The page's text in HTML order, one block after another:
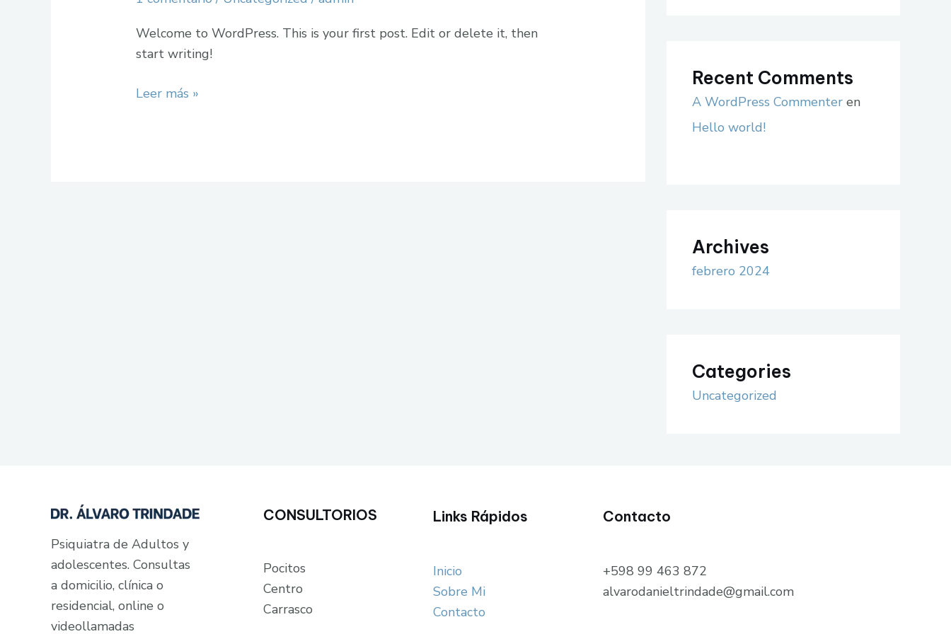
Welcome to WordPress. This is your first post. Edit or delete it, then
start writing!
Leer más »
Recent Comments
A WordPress Commenter en
Hello world!
Archives
febrero 2024
Categories
Uncategorized
Psiquiatra de Adultos y
adolescentes. Consultas
a domicilio, clínica o
residencial, online o
videollamadas
CONSULTORIOS
Pocitos
Centro
Carrasco
Links Rápidos
Inicio
Sobre Mi
Contacto
Contacto
+598 99 463 872
alvarodanieltrindade@gmail.com